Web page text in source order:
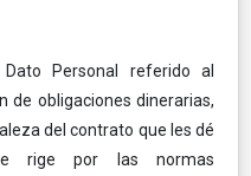
Personal referido al
de obligaciones dinerarias,
del contrato que les dé
rige por las normas